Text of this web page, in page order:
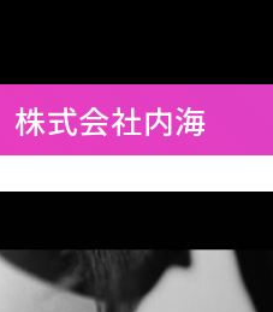
株式会社内海